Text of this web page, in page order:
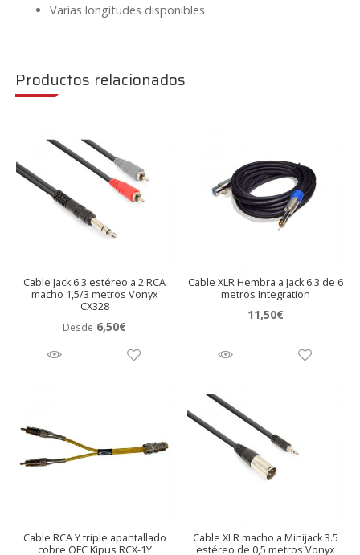
Varias longitudes disponibles
Productos relacionados
Cable Jack 6.3 estéreo a 2 RCA
macho 1,5/3 metros Vonyx
CX328
Desde 6,50€
Cable XLR Hembra a Jack 6.3 de 6
metros Integration
11,50€
Cable RCA Y triple apantallado
cobre OFC Kipus RCX-1Y
Cable XLR macho a Minijack 3.5
estéreo de 0,5 metros Vonyx